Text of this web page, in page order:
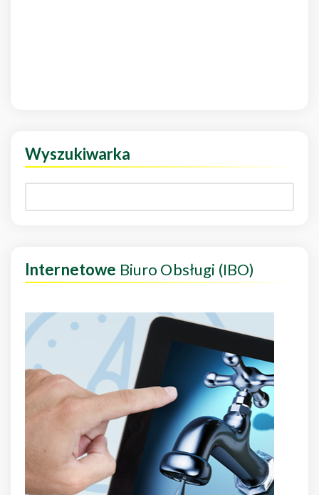
Wyszukiwarka
Internetowe Biuro Obsługi (IBO)